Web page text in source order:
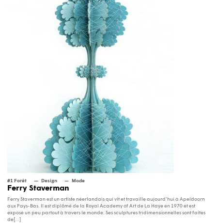
#1 Forêt Design Mode
Ferry Staverman
Ferry Staverman est un artiste néerlandais qui vit et travaille aujourd’hui à Apeldoorn
aux Pays-Bas. Il est diplômé de la Royal Academy of Art de La Haye en 1970 et est
exposé un peu partout à travers le monde. Ses sculptures tridimensionnelles sont faites
de[...]